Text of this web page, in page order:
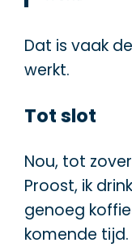
Dat is vaak
werkt.
Tot slot
Nou, tot
Proost, ik
genoeg
komende